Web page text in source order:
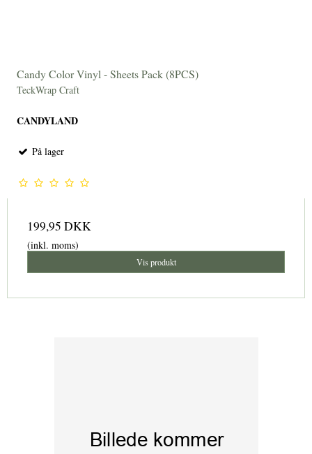
Candy Color Vinyl - Sheets Pack (8PCS)
TeckWrap Craft
CANDYLAND
På lager
199,95 DKK
(inkl. moms)
Vis produkt